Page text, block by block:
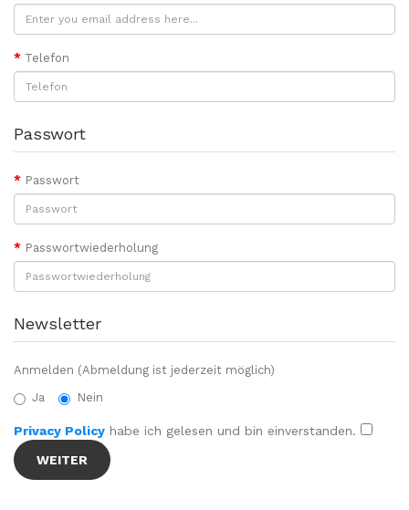
Telefon
Passwort
Passwort
Passwortwiederholung
Newsletter
Anmelden (Abmeldung ist jederzeit möglich)
Ja
Nein
Privacy Policy habe ich gelesen und bin einverstanden.